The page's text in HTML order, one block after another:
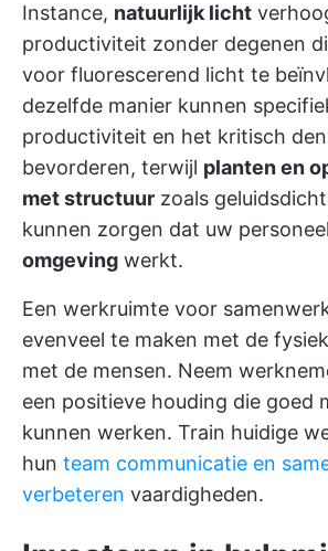
Instance, natuurlijk licht
productiviteit zonder degenen
voor fluorescerend licht te
dezelfde manier kunnen
productiviteit en het kritisch
bevorderen, terwijl planten en
met structuur zoals
kunnen zorgen dat uw
omgeving werkt.
Een werkruimte voor
evenveel te maken met de
met de mensen. Neem
een positieve houding die goed
kunnen werken. Train huidige
hun team communicatie en
verbeteren vaardigheden.